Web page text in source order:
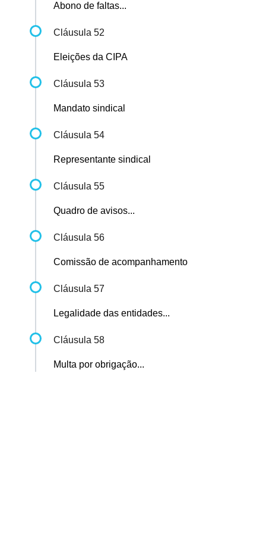
Abono de faltas...
Cláusula 52
Eleições da CIPA
Cláusula 53
Mandato sindical
Cláusula 54
Representante sindical
Cláusula 55
Quadro de avisos...
Cláusula 56
Comissão de acompanhamento
Cláusula 57
Legalidade das entidades...
Cláusula 58
Multa por obrigação...